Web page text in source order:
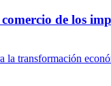
de los